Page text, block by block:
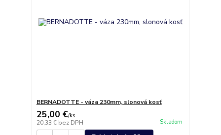
BERNADOTTE - váza 230mm, slonová kosť
25,00 €/ks
20,33 € bez DPH Skladom